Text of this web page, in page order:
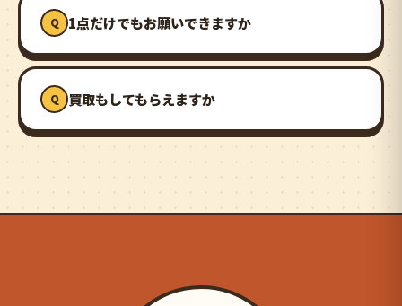
1点だけでもお願いできますか
買取もしてもらえますか